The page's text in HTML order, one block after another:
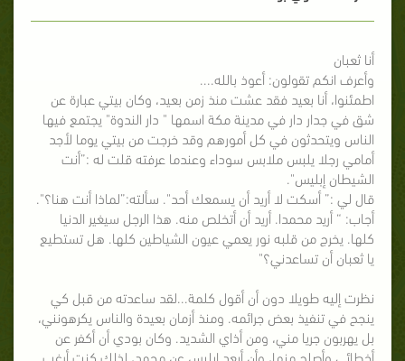
أنا ثعبان
وأعرف انكم تقولون: أعوذ بالله....
اطمئنوا، أنا بعيد فقد عشت منذ زمن بعيد، وكان بيتي عبارة عن
شق في جدار دار في مدينة مكة اسمها " دار الندوة" يجتمع فيها
الناس ويتحدثون في كل أمورهم وقد خرجت من بيتي يوما لأجد
أمامي رجلا يلبس ملابس سوداء وعندما عرفته قلت له :”أنت
الشيطان إبليس".
قال لي :” أسكت لا أريد أن يسمعك أحد". سألته:”لماذا أنت هنا؟".
أجاب: “ أريد محمدا. أريد أن أتخلص منه. هذا الرجل سيغير الدنيا
كلها. يخرج من قلبه نور يعمي عيون الشياطين كلها. هل تستطيع
يا ثعبان أن تساعدني؟"
نظرت إليه طويلا دون أن أقول كلمة...لقد ساعدته من قبل كي
ينجح في تنفيذ بعض جرائمه. ومنذ أزمان بعيدة والناس يكرهونني،
بل يهربون جريا مني، ومن أذاي الشديد. وكان بودي أن أكفر عن
أخطائي وأصلح منها، وأن أبعد ابليس عن محمد، لذلك كنت أرغب